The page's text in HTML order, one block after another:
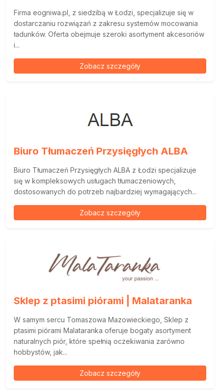
Firma eogniwa.pl, z siedzibą w Łodzi, specjalizuje się w
dostarczaniu rozwiązań z zakresu systemów mocowania
ładunków. Oferta obejmuje szeroki asortyment akcesoriów
i...
Zobacz szczegóły
Biuro Tłumaczeń Przysięgłych ALBA
Biuro Tłumaczeń Przysięgłych ALBA z Łodzi specjalizuje
się w kompleksowych usługach tłumaczeniowych,
dostosowanych do potrzeb najbardziej wymagających...
Zobacz szczegóły
Sklep z ptasimi piórami | Malataranka
W samym sercu Tomaszowa Mazowieckiego, Sklep z
ptasimi piórami Malataranka oferuje bogaty asortyment
naturalnych piór, które spełnią oczekiwania zarówno
hobbystów, jak...
Zobacz szczegóły